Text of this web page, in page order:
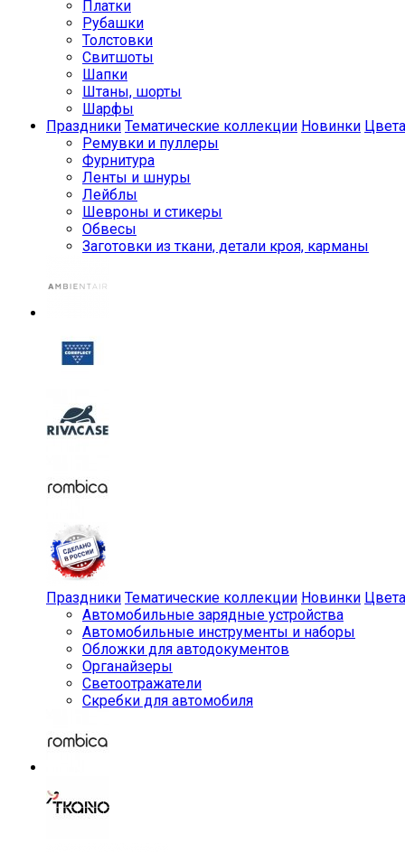
Платки
Рубашки
Толстовки
Свитшоты
Шапки
Штаны, шорты
Шарфы
Праздники Тематические коллекции Новинки Цвета
Ремувки и пуллеры
Фурнитура
Ленты и шнуры
Лейблы
Шевроны и стикеры
Обвесы
Заготовки из ткани, детали кроя, карманы
Праздники Тематические коллекции Новинки Цвета
Автомобильные зарядные устройства
Автомобильные инструменты и наборы
Обложки для автодокументов
Органайзеры
Светоотражатели
Скребки для автомобиля